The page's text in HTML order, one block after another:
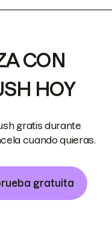
CON
HOY
gratis durante
cuando quieras.
gratuita